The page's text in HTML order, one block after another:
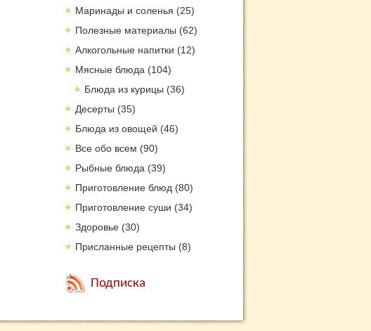
Маринады и соленья (25)
Полезные материалы (62)
Алкогольные напитки (12)
Мясные блюда (104)
Блюда из курицы (36)
Десерты (35)
Блюда из овощей (46)
Все обо всем (90)
Рыбные блюда (39)
Приготовление блюд (80)
Приготовление суши (34)
Здоровье (30)
Присланные рецепты (8)
Подписка